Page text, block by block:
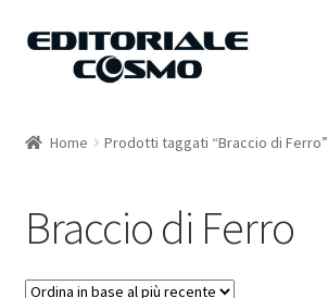
Vai
Vai
Carrello
Il mio account
Home Prodotti taggati “Braccio di Ferro”
Braccio di Ferro